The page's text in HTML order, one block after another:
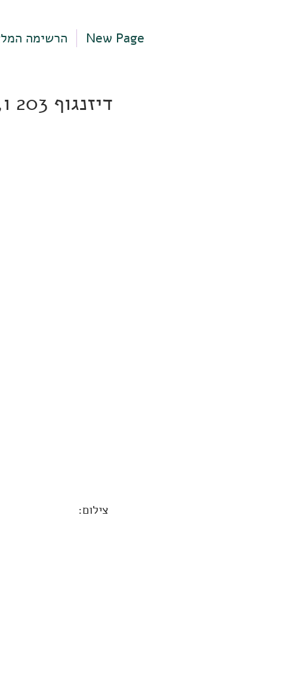
הרשימה New Page
דיזנגוף 203 ו, תל אביב-יפו
צילום: